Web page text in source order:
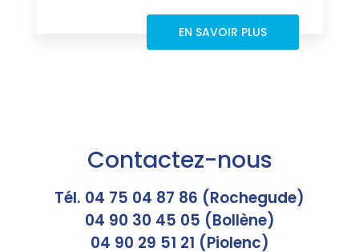
EN SAVOIR PLUS
Contactez-nous
Tél. 04 75 04 87 86 (Rochegude)
04 90 30 45 05 (Bollène)
04 90 29 51 21 (Piolenc)